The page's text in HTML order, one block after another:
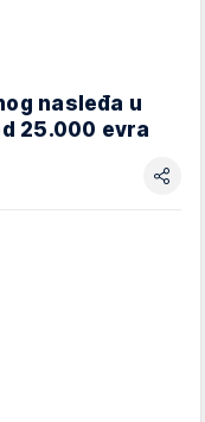
nasleđa u
25.000 evra